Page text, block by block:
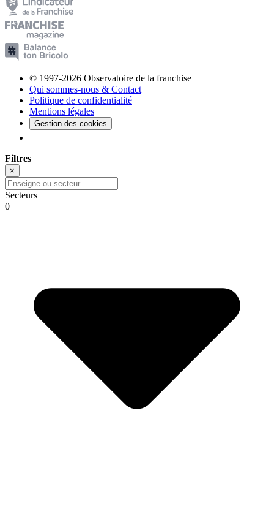
© 1997-2026 Observatoire de la franchise
Qui sommes-nous & Contact
Politique de confidentialité
Mentions légales
Gestion des cookies
Filtres
×
Secteurs
0